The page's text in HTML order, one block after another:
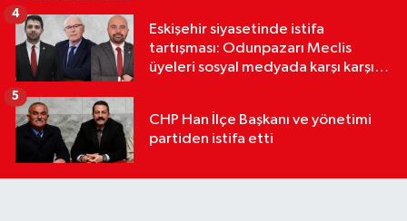
Eskişehir siyasetinde istifa
tartışması: Odunpazarı Meclis
üyeleri sosyal medyada karşı karşıya
4
CHP Han İlçe Başkanı ve yönetimi
partiden istifa etti
5